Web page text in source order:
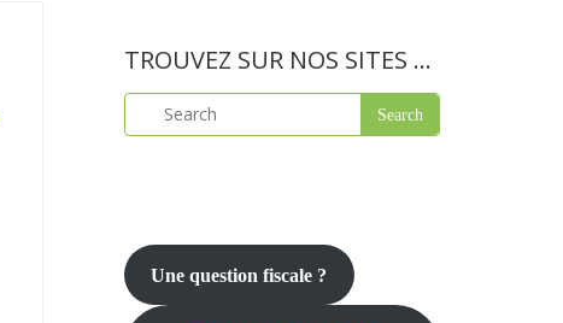
TROUVEZ SUR NOS SITES …
Une question fiscale ?